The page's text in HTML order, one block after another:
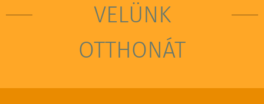
VELÜNK
OTTHONÁT